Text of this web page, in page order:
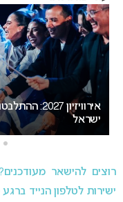
דרמה בבולגריה: בורגס
אירוויזיון 2027
רוצים להישאר
ישירות לטלפון הנייד